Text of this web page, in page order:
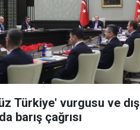
Türkiye' vurgusu ve dış
barış çağrısı